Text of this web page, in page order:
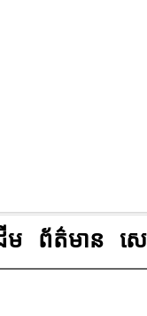
ម ព័ត៌មាន សេ